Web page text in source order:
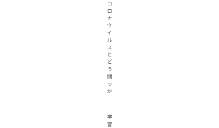
コ
ロ
ナ
ウ
イ
ル
ス
と
ど
う
闘
う
か
学
習